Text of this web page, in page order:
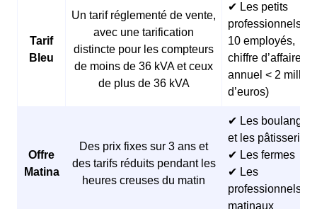
Tarif
Bleu
Un tarif réglementé de vente,
avec une tarification
distincte pour les compteurs
de moins de 36 kVA et ceux
de plus de 36 kVA
✔ Les petits
professionnels (<
10 employés,
chiffre d’affaires
annuel < 2
d’euros)
Offre
Matina
Des prix fixes sur 3 ans et
des tarifs réduits pendant les
heures creuses du matin
✔ Les
et les pâtisseries
✔ Les fermes
✔ Les
professionnels
matinaux